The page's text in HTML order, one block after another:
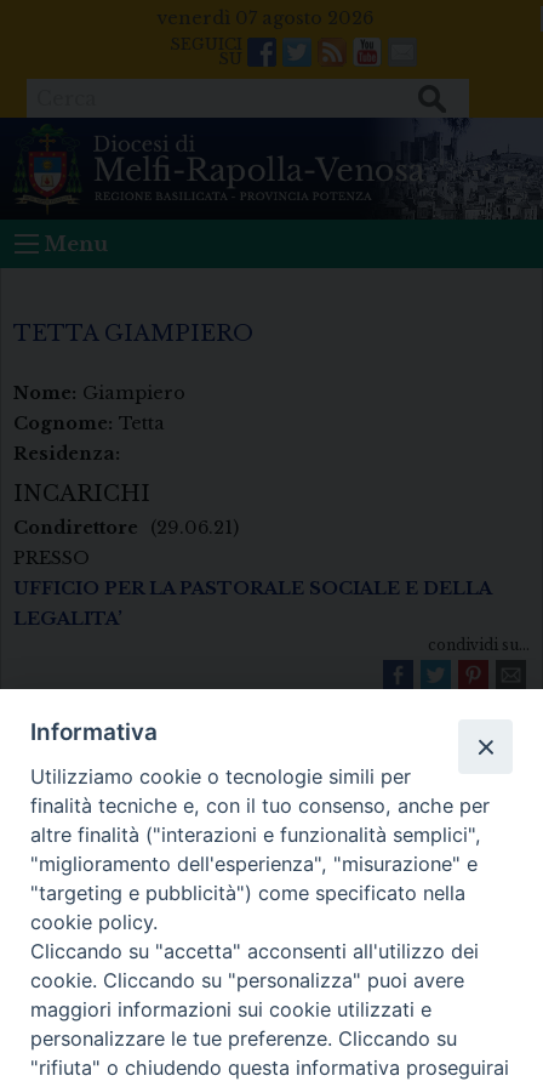
venerdì 07 agosto 2026
Facebook
Twitter
FeedsYoutube
Mail
Menu
TETTA GIAMPIERO
Nome: Giampiero
Cognome: Tetta
Residenza:
INCARICHI
Condirettore
(29.06.21)
PRESSO
UFFICIO PER LA PASTORALE SOCIALE E DELLA
LEGALITA’
condividi su...
Diocesi di Melfi Rapolla Venosa
• Largo Duomo, 12 - 85025 MELFI (PZ) •
Tel. 0972238604
PEC ufficiale della Diocesi:
diocesi.melfi_rapolla_venosa@legalmail.it
Informativa
Utilizziamo cookie o tecnologie simili per
finalità tecniche e, con il tuo consenso, anche per
altre finalità ("interazioni e funzionalità semplici",
"miglioramento dell'esperienza", "misurazione" e
"targeting e pubblicità") come specificato nella
cookie policy.
Cliccando su "accetta" acconsenti all'utilizzo dei
cookie. Cliccando su "personalizza" puoi avere
maggiori informazioni sui cookie utilizzati e
personalizzare le tue preferenze. Cliccando su
"rifiuta" o chiudendo questa informativa proseguirai